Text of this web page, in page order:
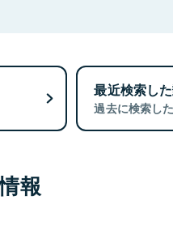
最近検索し
過去に検索し
報